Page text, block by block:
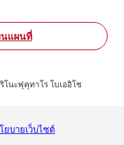
นแผนที่
โนะฟุคุทาโร โบเออิโช
ยบายเว็บไซต์